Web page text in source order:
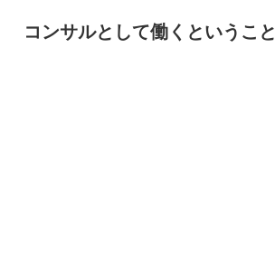
コンサルとして働くということ